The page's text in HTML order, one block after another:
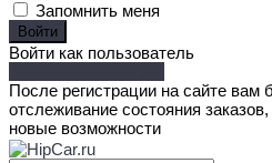
Запомнить меня
Войти как пользователь
После регистрации на сайте вам
отслеживание состояния
новые возможности